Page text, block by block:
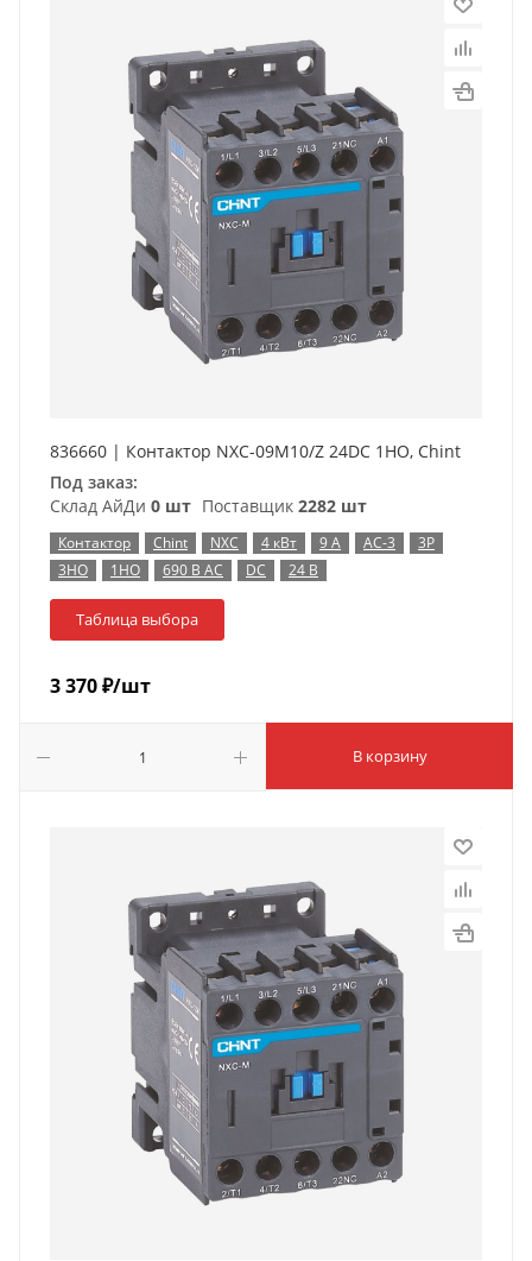
836660 | Контактор NXC-09M10/Z 24DC 1НO, Chint
Под заказ:
Склад АйДи 0 шт Поставщик 2282 шт
Контактор Chint NXC 4 кВт 9 А AC-3
3P
3НО
1НО 690 В AC DC 24 В
Таблица выбора
3 370₽/шт
В корзину